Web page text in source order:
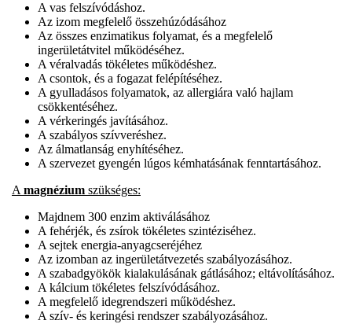
A vas felszívódáshoz.
Az izom megfelelő összehúzódásához
Az összes enzimatikus folyamat, és a megfelelő
ingerületátvitel működéséhez.
A véralvadás tökéletes működéshez.
A csontok, és a fogazat felépítéséhez.
A gyulladásos folyamatok, az allergiára való hajlam
csökkentéséhez.
A vérkeringés javításához.
A szabályos szívveréshez.
Az álmatlanság enyhítéséhez.
A szervezet gyengén lúgos kémhatásának fenntartásához.
A magnézium szükséges:
Majdnem 300 enzim aktiválásához
A fehérjék, és zsírok tökéletes szintéziséhez.
A sejtek energia-anyagcseréjéhez
Az izomban az ingerületátvezetés szabályozásához.
A szabadgyökök kialakulásának gátlásához; eltávolításához.
A kálcium tökéletes felszívódásához.
A megfelelő idegrendszeri működéshez.
A szív- és keringési rendszer szabályozásához.